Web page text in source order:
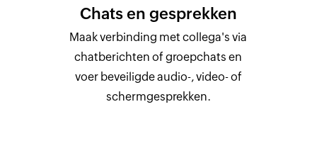
Chats en gesprekken
Maak verbinding met collega's via
chatberichten of groepchats en
voer beveiligde audio-, video- of
schermgesprekken.